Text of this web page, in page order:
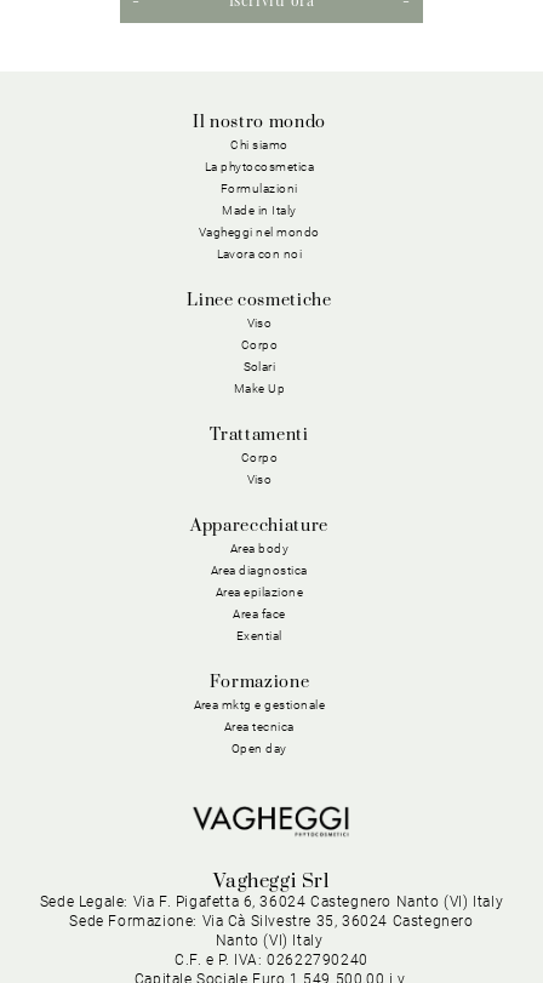
Il nostro mondo
Chi siamo
La phytocosmetica
Formulazioni
Made in Italy
Vagheggi nel mondo
Lavora con noi
Linee cosmetiche
Viso
Corpo
Solari
Make Up
Trattamenti
Corpo
Viso
Apparecchiature
Area body
Area diagnostica
Area epilazione
Area face
Exential
Formazione
Area mktg e gestionale
Area tecnica
Open day
Vagheggi Srl
Sede Legale: Via F. Pigafetta 6, 36024 Castegnero Nanto (VI) Italy
Sede Formazione: Via Cà Silvestre 35, 36024 Castegnero
Nanto (VI) Italy
C.F. e P. IVA: 02622790240
Capitale Sociale Euro 1.549.500,00 i.v.